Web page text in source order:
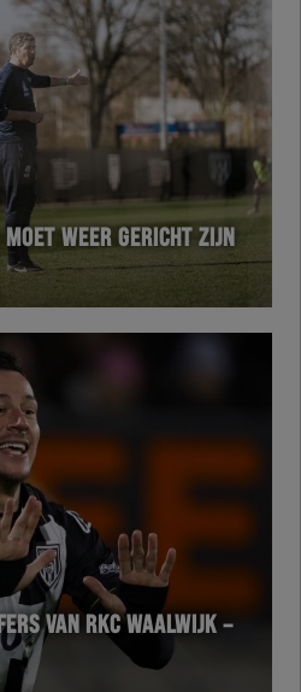
WEER GERICHT ZIJN
VAN RKC WAALWIJK –